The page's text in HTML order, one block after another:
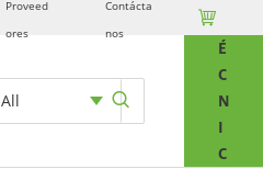
Proveed
ores
Contácta
nos

All
É
C
N
I
C
content